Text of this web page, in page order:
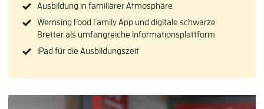
Ausbildung in familiärer Atmosphäre
Wernsing Food Family App und digitale schwarze
Bretter als umfangreiche Informationsplattform
iPad für die Ausbildungszeit